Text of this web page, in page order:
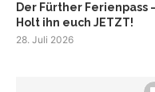
Der Fürther Ferienpass
Holt ihn euch JETZT!
28. Juli 2026